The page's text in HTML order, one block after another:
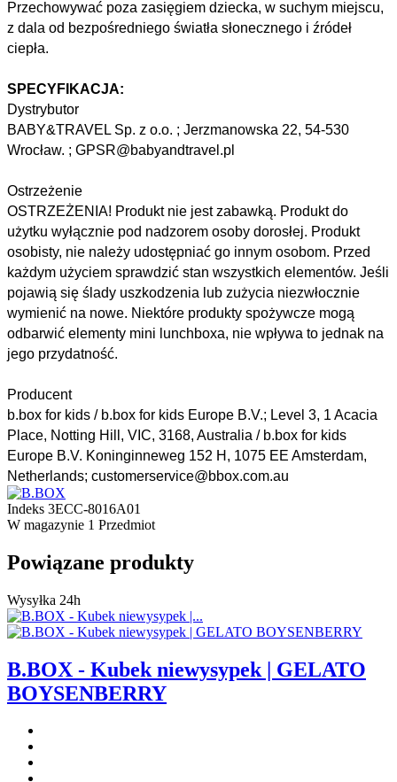
Przechowywać poza zasięgiem dziecka, w suchym miejscu,
z dala od bezpośredniego światła słonecznego i źródeł
ciepła.
SPECYFIKACJA:
Dystrybutor
BABY&TRAVEL Sp. z o.o. ; Jerzmanowska 22, 54-530
Wrocław. ; GPSR@babyandtravel.pl
Ostrzeżenie
OSTRZEŻENIA! Produkt nie jest zabawką. Produkt do
użytku wyłącznie pod nadzorem osoby dorosłej. Produkt
osobisty, nie należy udostępniać go innym osobom. Przed
każdym użyciem sprawdzić stan wszystkich elementów. Jeśli
pojawią się ślady uszkodzenia lub zużycia niezwłocznie
wymienić na nowe. Niektóre produkty spożywcze mogą
odbarwić elementy mini lunchboxa, nie wpływa to jednak na
jego przydatność.
Producent
b.box for kids / b.box for kids Europe B.V.; Level 3, 1 Acacia
Place, Notting Hill, VIC, 3168, Australia / b.box for kids
Europe B.V. Koninginneweg 152 H, 1075 EE Amsterdam,
Netherlands; customerservice@bbox.com.au
Indeks 3ECC-8016A01
W magazynie 1 Przedmiot
Powiązane produkty
Wysyłka 24h
B.BOX - Kubek niewysypek | GELATO
BOYSENBERRY